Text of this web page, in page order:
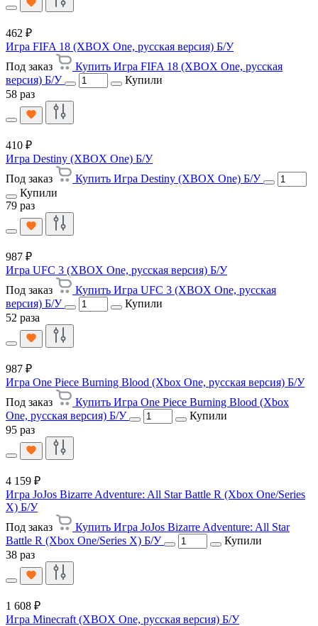
462 ₽
Игра FIFA 18 (XBOX One, русская версия) Б/У
Под заказ
Купить Игра FIFA 18 (XBOX One, русская
версия) Б/У
Купили
58 раз
410 ₽
Игра Destiny (XBOX One) Б/У
Под заказ
Купить Игра Destiny (XBOX One) Б/У
Купили
79 раз
987 ₽
Игра UFC 3 (XBOX One, русская версия) Б/У
Под заказ
Купить Игра UFC 3 (XBOX One, русская
версия) Б/У
Купили
52 раза
987 ₽
Игра One Piece Burning Blood (Xbox One, русская версия) Б/У
Под заказ
Купить Игра One Piece Burning Blood (Xbox
One, русская версия) Б/У
Купили
95 раз
4 159 ₽
Игра JoJos Bizarre Adventure: All Star Battle R (Xbox One/Series
X) Б/У
Под заказ
Купить Игра JoJos Bizarre Adventure: All Star
Battle R (Xbox One/Series X) Б/У
Купили
38 раз
1 608 ₽
Игра Minecraft (XBOX One, русская версия) Б/У